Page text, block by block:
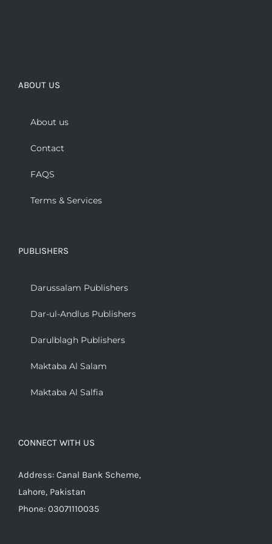
ABOUT US
About us
Contact
FAQS
Terms & Services
PUBLISHERS
Darussalam Publishers
Dar-ul-Andlus Publishers
Darulblagh Publishers
Maktaba Al Salam
Maktaba Al Salfia
CONNECT WITH US
Address: Canal Bank Scheme,
Lahore, Pakistan
Phone: 03071110035